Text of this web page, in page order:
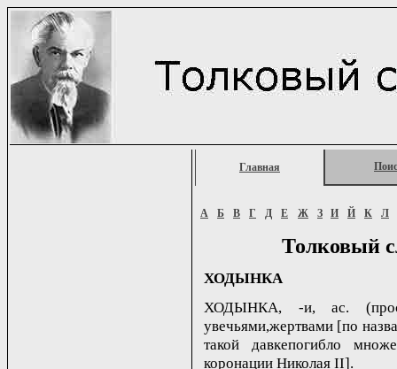
Главная
А Б В Г Д Е Ж З И Й К Л
Толковый
ХОДЫНКА
ХОДЫНКА, -и, ас.
увечьями,жертвами [по
такой давкепогибло
коронации Николая II].